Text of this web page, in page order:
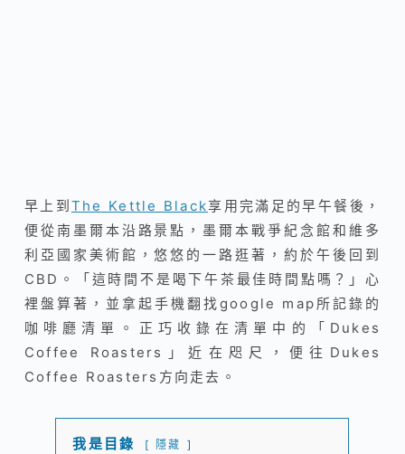
早上到 The Kettle Black享用完滿足的早午餐後，
便從南墨爾本沿路景點，墨爾本戰爭紀念館和維多
利亞國家美術館，悠悠的一路逛著，約於午後回到
CBD。「這時間不是喝下午茶最佳時間點嗎？」心
裡盤算著，並拿起手機翻找google map所記錄的
咖啡廳清單。正巧收錄在清單中的「Dukes
Coffee Roasters」近在咫尺，便往Dukes
Coffee Roasters方向走去。
我是目錄 隱藏